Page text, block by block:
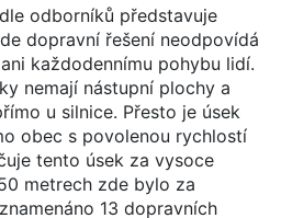
odborníků představuje
dopravní řešení neodpovídá
každodennímu pohybu lidí.
nemají nástupní plochy a
u silnice. Přesto je úsek
obec s povolenou rychlostí
tento úsek za vysoce
metrech zde bylo za
13 dopravních